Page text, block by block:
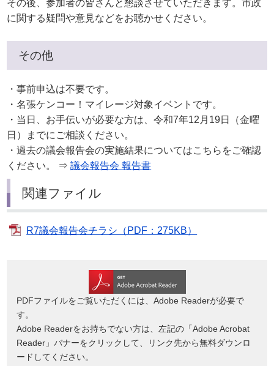
その後、参加者の皆さんと懇談させていただきます。市政
に関する疑問や意見などをお聴かせください。
その他
・事前申込は不要です。
・名張ケンコー！マイレージ対象イベントです。
・当日、お手伝いが必要な方は、令和7年12月19日（金曜
日）までにご相談ください。
・過去の議会報告会の実施結果についてはこちらをご確認
ください。 ⇒議会報告会 報告書
関連ファイル
R7議会報告会チラシ（PDF：275KB）
PDFファイルをご覧いただくには、Adobe Readerが必要で
す。
Adobe Readerをお持ちでない方は、左記の「Adobe Acrobat
Reader」バナーをクリックして、リンク先から無料ダウンロ
ードしてください。